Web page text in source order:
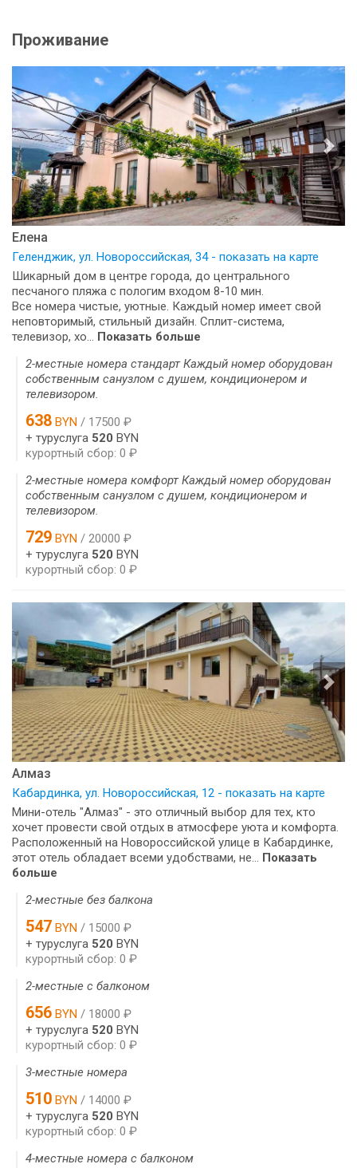
Проживание
Елена
Геленджик, ул. Новороссийская, 34 - показать на карте
Шикарный дом в центре города, до центрального
песчаного пляжа с пологим входом 8-10 мин.
Все номера чистые, уютные. Каждый номер имеет свой
неповторимый, стильный дизайн. Сплит-система,
телевизор, хо... Показать больше
2-местные номера стандарт Каждый номер оборудован
собственным санузлом с душем, кондиционером и
телевизором.
638 BYN / 17500 ₽
+ туруслуга 520 BYN
курортный сбор: 0 ₽
2-местные номера комфорт Каждый номер оборудован
собственным санузлом с душем, кондиционером и
телевизором.
729 BYN / 20000 ₽
+ туруслуга 520 BYN
курортный сбор: 0 ₽
Алмаз
Кабардинка, ул. Новороссийская, 12 - показать на карте
Мини-отель "Алмаз" - это отличный выбор для тех, кто
хочет провести свой отдых в атмосфере уюта и комфорта.
Расположенный на Новороссийской улице в Кабардинке,
этот отель обладает всеми удобствами, не... Показать
больше
2-местные без балкона
547 BYN / 15000 ₽
+ туруслуга 520 BYN
курортный сбор: 0 ₽
2-местные с балконом
656 BYN / 18000 ₽
+ туруслуга 520 BYN
курортный сбор: 0 ₽
3-местные номера
510 BYN / 14000 ₽
+ туруслуга 520 BYN
курортный сбор: 0 ₽
4-местные номера с балконом